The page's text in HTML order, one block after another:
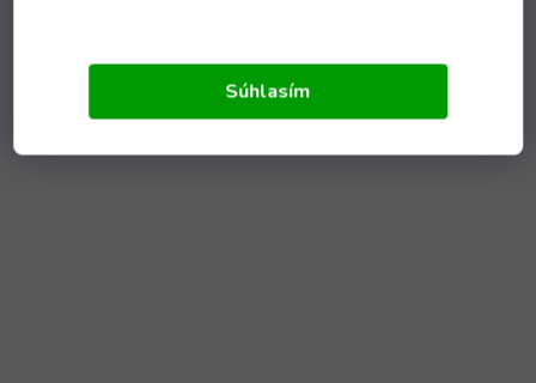
Súhlasím